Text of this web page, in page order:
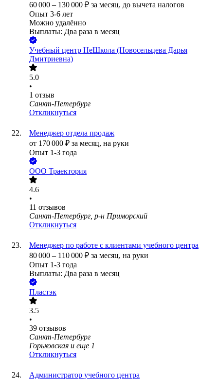
60 000 – 130 000 ₽ за месяц, до вычета налогов
Опыт 3-6 лет
Можно удалённо
Выплаты: Два раза в месяц
Учебный центр НеШкола (Новосельцева Дарья
Дмитриевна)
5.0
•
1 отзыв
Санкт-Петербург
Откликнуться
Менеджер отдела продаж
от 170 000 ₽ за месяц, на руки
Опыт 1-3 года
ООО Траектория
4.6
•
11 отзывов
Санкт-Петербург, р-н Приморский
Откликнуться
Менеджер по работе с клиентами учебного центра
80 000 – 110 000 ₽ за месяц, на руки
Опыт 1-3 года
Выплаты: Два раза в месяц
Пластэк
3.5
•
39 отзывов
Санкт-Петербург
Горьковская и еще 1
Откликнуться
Администратор учебного центра